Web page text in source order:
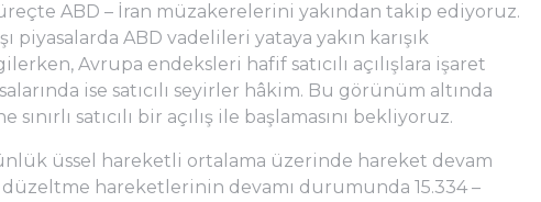
ABD – İran müzakerelerini yakından takip ediyoruz.
piyasalarda ABD vadelileri yataya yakın karışık
Avrupa endeksleri hafif satıcılı açılışlara işaret
ise satıcılı seyirler hâkim. Bu görünüm altında
satıcılı bir açılış ile başlamasını bekliyoruz.
üssel hareketli ortalama üzerinde hareket devam
hareketlerinin devamı durumunda 15.334 –